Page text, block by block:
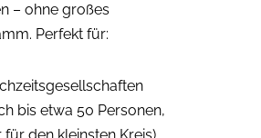
– ohne großes
Perfekt für:
bis etwa 50 Personen,